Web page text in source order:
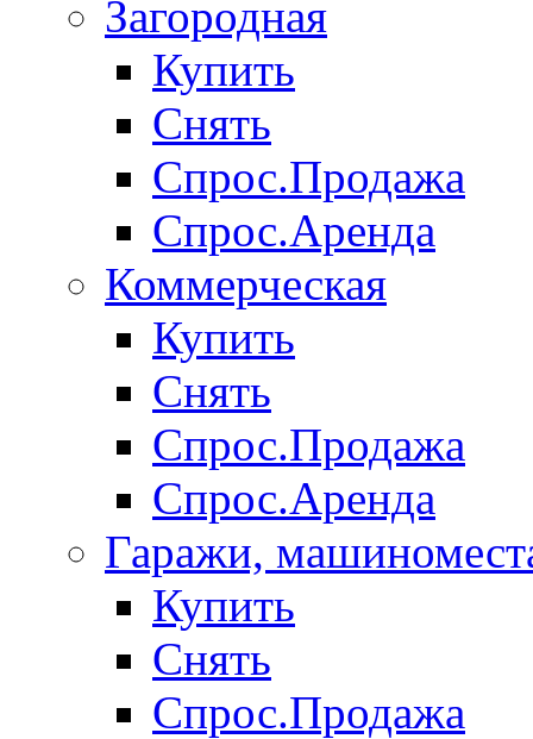
Загородная
Купить
Снять
Спрос.Продажа
Спрос.Аренда
Коммерческая
Купить
Снять
Спрос.Продажа
Спрос.Аренда
Гаражи,
Купить
Снять
Спрос.Продажа